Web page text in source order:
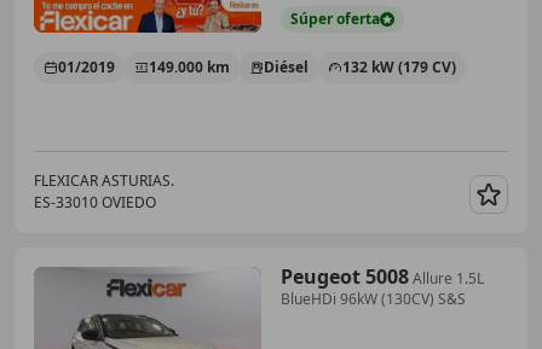
Súperoferta
01/2019 149.000 km Diésel 132 kW (179 CV)
FLEXICAR ASTURIAS.
ES-33010 OVIEDO
Peugeot 5008Allure 1.5L
BlueHDi 96kW (130CV) S&S